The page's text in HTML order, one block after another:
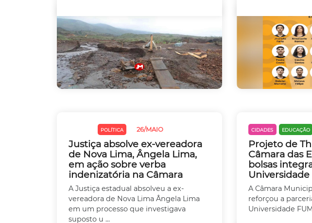
POLÍTICA 26/MAIO
Justiça absolve ex-vereadora
de Nova Lima, Ângela Lima,
em ação sobre verba
indenizatória na Câmara
A Justiça estadual absolveu a ex-
vereadora de Nova Lima Ângela Lima
em um processo que investigava
suposto u ...
CIDADES EDUCAÇÃO
Projeto de
Câmara das
bolsas
Universidade
A Câmara
reforçou a
Universidade